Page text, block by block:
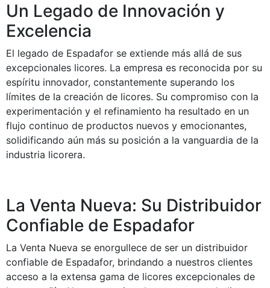
Un Legado de Innovación y
Excelencia
El legado de Espadafor se extiende más allá de sus
excepcionales licores. La empresa es reconocida por su
espíritu innovador, constantemente superando los
límites de la creación de licores. Su compromiso con la
experimentación y el refinamiento ha resultado en un
flujo continuo de productos nuevos y emocionantes,
solidificando aún más su posición a la vanguardia de la
industria licorera.
La Venta Nueva: Su Distribuidor
Confiable de Espadafor
La Venta Nueva se enorgullece de ser un distribuidor
confiable de Espadafor, brindando a nuestros clientes
acceso a la extensa gama de licores excepcionales de